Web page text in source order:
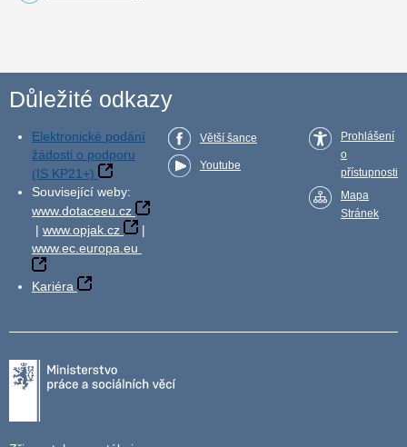
Důležité odkazy
Elektronické podání
žádosti o podporu
(IS KP21+)
Související weby:
www.dotaceeu.cz
| www.opjak.cz
|
www.ec.europa.eu
Kariéra
Větší šance
Youtube
Prohlášení
o
přístupnosti
Mapa
Stránek